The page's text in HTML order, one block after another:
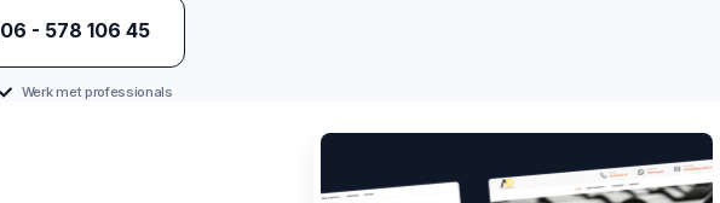
‪06 - 578 106 45‬
Werk met professionals